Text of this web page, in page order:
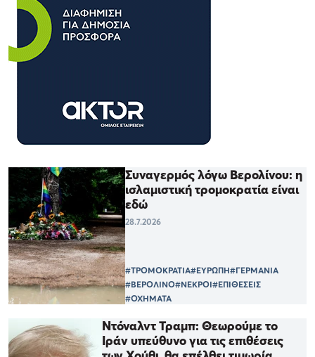
Συναγερμός λόγω Βερολίνου: η
ισλαμιστική τρομοκρατία είναι
εδώ
28.7.2026
#ΤΡΟΜΟΚΡΑΤΙΑ#ΕΥΡΩΠΗ#ΓΕΡΜΑΝΙΑ
#ΒΕΡΟΛΙΝΟ#ΝΕΚΡΟΙ#ΕΠΙΘΕΣΕΙΣ
#ΟΧΗΜΑΤΑ
Ντόναλντ Τραμπ: Θεωρούμε το
Ιράν υπεύθυνο για τις επιθέσεις